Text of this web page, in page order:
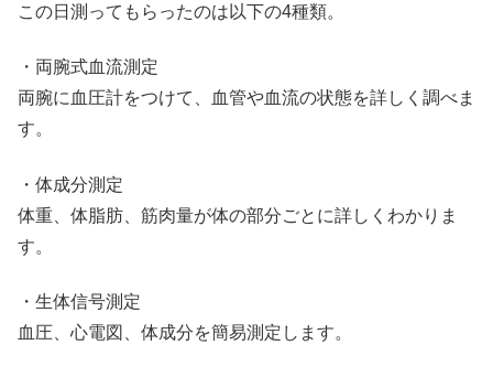
この日測ってもらったのは以下の4種類。
・両腕式血流測定
両腕に血圧計をつけて、血管や血流の状態を詳しく調べま
す。
・体成分測定
体重、体脂肪、筋肉量が体の部分ごとに詳しくわかりま
す。
・生体信号測定
血圧、心電図、体成分を簡易測定します。